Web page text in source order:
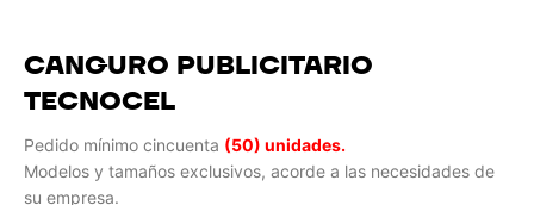
CANGURO PUBLICITARIO
TECNOCEL
Pedido mínimo cincuenta (50) unidades.
Modelos y tamaños exclusivos, acorde a las necesidades de
su empresa.